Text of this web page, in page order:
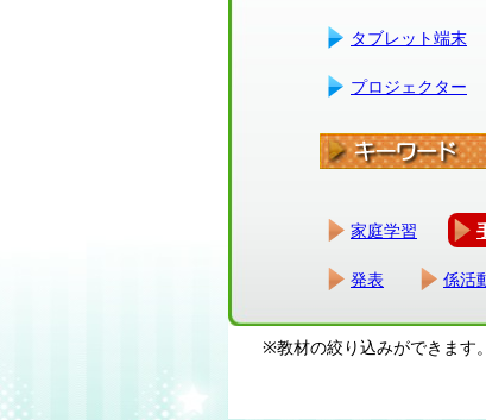
タブレット端末
プロジェクター
家庭学習
発表 係活
※教材の絞り込みができます